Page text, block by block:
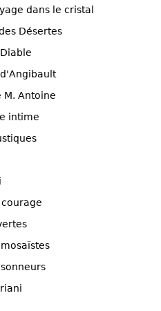
dans le cristal
Désertes
M. Antoine
intime
courage